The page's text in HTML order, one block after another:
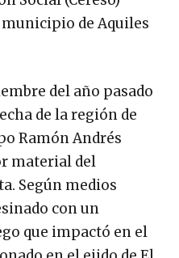
municipio de Aquiles
del año pasado
de la región de
Ramón Andrés
material del
Según medios
con un
que impactó en el